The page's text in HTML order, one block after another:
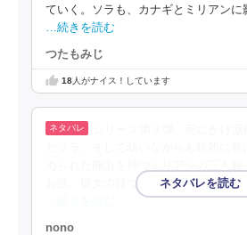
ていく。ソラも、カナギとミリアンに
…続きを読む
つたもみじ
18人がナイス！しています
お話。彼女の持つ力とは？そして謎の
nono